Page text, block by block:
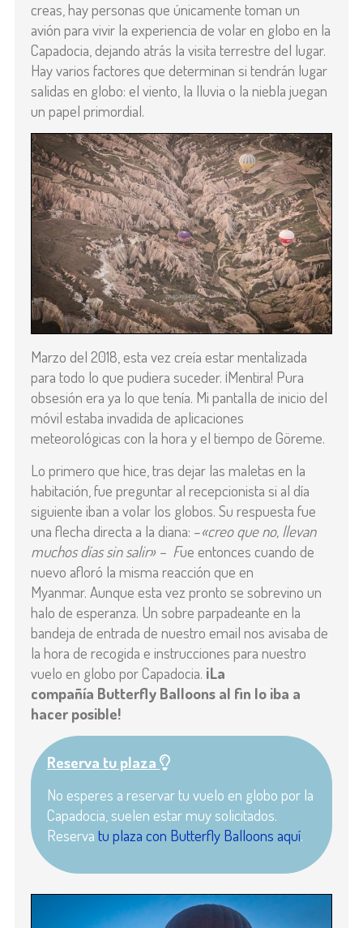
creas, hay personas que únicamente toman un
avión para vivir la experiencia de volar en globo en la
Capadocia, dejando atrás la visita terrestre del lugar.
Hay varios factores que determinan si tendrán lugar
salidas en globo: el viento, la lluvia o la niebla juegan
un papel primordial.
Marzo del 2018, esta vez creía estar mentalizada
para todo lo que pudiera suceder. ¡Mentira! Pura
obsesión era ya lo que tenía. Mi pantalla de inicio del
móvil estaba invadida de aplicaciones
meteorológicas con la hora y el tiempo de Göreme.
Lo primero que hice, tras dejar las maletas en la
habitación, fue preguntar al recepcionista si al día
siguiente iban a volar los globos. Su respuesta fue
una flecha directa a la diana: –«creo que no, llevan
muchos días sin salir» – Fue entonces cuando de
nuevo afloró la misma reacción que en
Myanmar. Aunque esta vez pronto se sobrevino un
halo de esperanza. Un sobre parpadeante en la
bandeja de entrada de nuestro email nos avisaba de
la hora de recogida e instrucciones para nuestro
vuelo en globo por Capadocia. ¡La
compañía Butterfly Balloons al fin lo iba a
hacer posible!
Reserva tu plaza
No esperes a reservar tu vuelo en globo por la
Capadocia, suelen estar muy solicitados.
Reserva tu plaza con Butterfly Balloons aquí.